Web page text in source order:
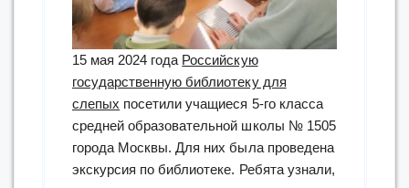
15 мая 2024 года Российскую
государственную библиотеку для
слепых посетили учащиеся 5-го класса
средней образовательной школы № 1505
города Москвы. Для них была проведена
экскурсия по библиотеке. Ребята узнали,